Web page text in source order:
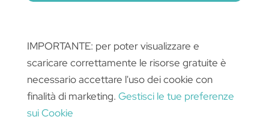
IMPORTANTE: per poter visualizzare e
scaricare correttamente le risorse gratuite è
necessario accettare l'uso dei cookie con
finalità di marketing. Gestisci le tue preferenze
sui Cookie